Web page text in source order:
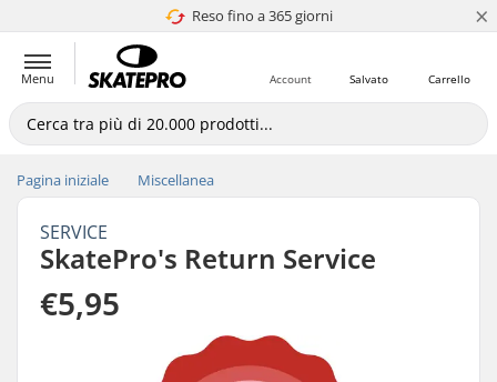
Reso fino a 365 giorni
4.8 di 5 ×
Menu Carrello
Salvato
Account
Pagina iniziale Miscellanea
SERVICE
SkatePro's Return Service
€5,95